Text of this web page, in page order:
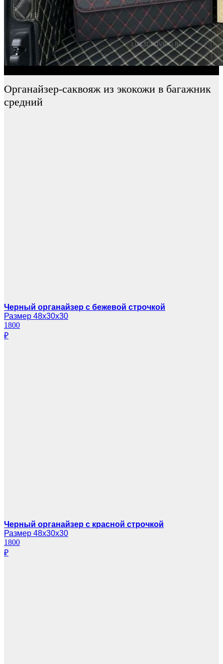
Органайзер-саквояж из экокожи в багажник
средний
Черный органайзер с бежевой строчкой
Размер 48х30х30
1800
₽
Черный органайзер с красной строчкой
Размер 48х30х30
1800
₽